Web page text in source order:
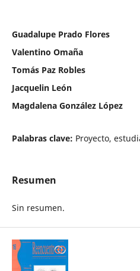
Guadalupe Prado Flores
Valentino Omaña
Tomás Paz Robles
Jacquelin León
Magdalena González López
Palabras clave: Proyecto,
Resumen
Sin resumen.